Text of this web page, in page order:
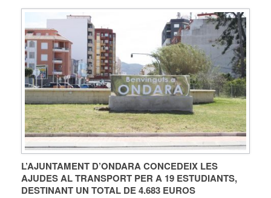
L’AJUNTAMENT D’ONDARA CONCEDEIX LES
AJUDES AL TRANSPORT PER A 19 ESTUDIANTS,
DESTINANT UN TOTAL DE 4.683 EUROS